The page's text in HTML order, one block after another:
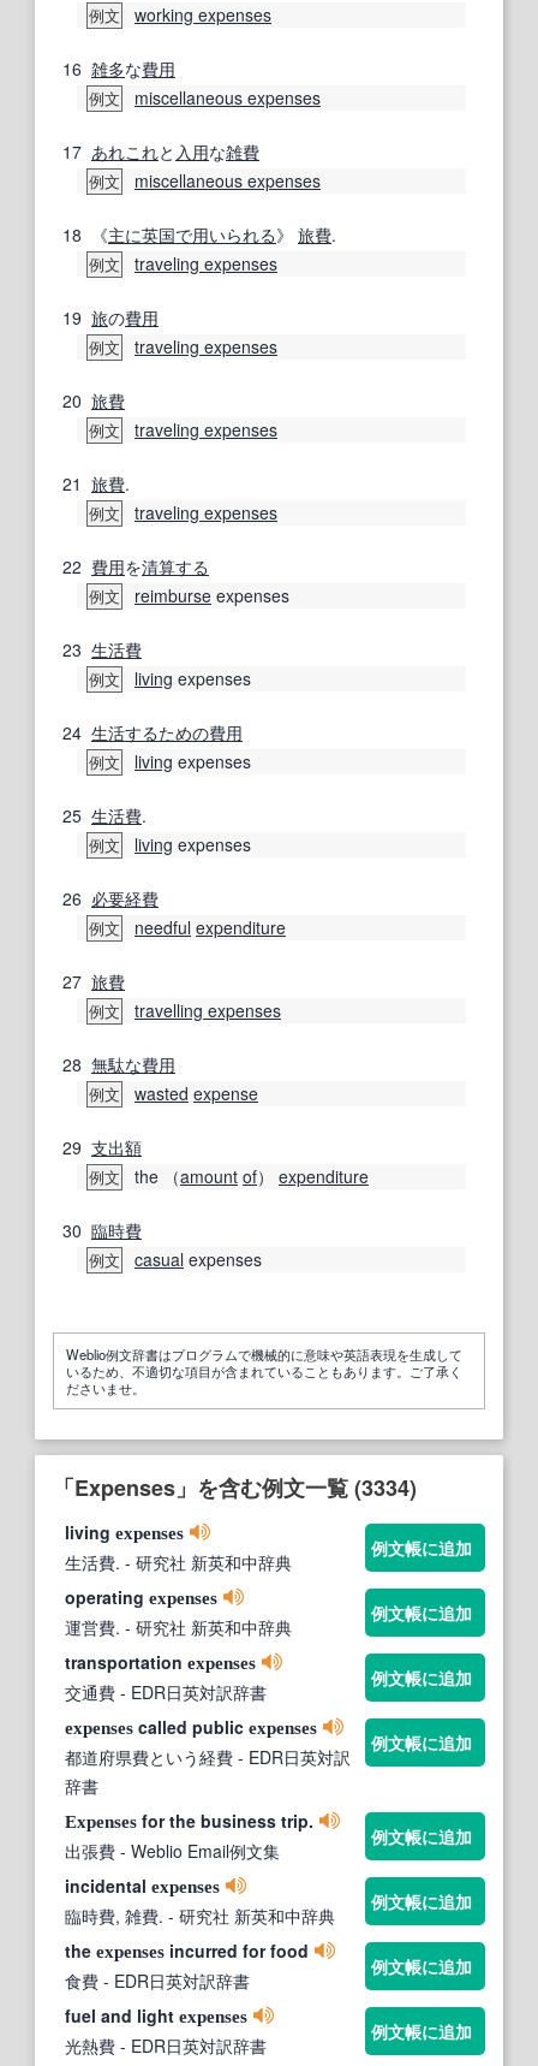
例文 working expenses
16 雑多な費用
例文 miscellaneous expenses
17 あれこれと 入用な雑費
例文 miscellaneous expenses
18 《主に英国で用いられる》 旅費.
例文 traveling expenses
19 旅の費用
例文 traveling expenses
20 旅費
例文 traveling expenses
21 旅費.
例文 traveling expenses
22 費用を清算する
例文 reimburse expenses
23 生活費
例文 living expenses
24 生活するための費用
例文 living expenses
25 生活費.
例文 living expenses
26 必要経費
例文 needful expenditure
27 旅費
例文 travelling expenses
28 無駄な費用
例文 wasted expense
29 支出額
例文 the （amount of） expenditure
30 臨時費
例文 casual expenses
Weblio例文辞書はプログラムで機械的に意味や英語表現を生成して
いるため、不適切な項目が含まれていることもあります。ご了承く
ださいませ。
「Expenses」を含む例文一覧 (3334)
living expenses
生活費. - 研究社 新英和中辞典
例文帳に追加
operating expenses
運営費. - 研究社 新英和中辞典
例文帳に追加
transportation expenses
交通費 - EDR日英対訳辞書
例文帳に追加
expenses called public expenses
都道府県費という経費 - EDR日英対訳
辞書
例文帳に追加
Expenses for the business trip.
出張費 - Weblio Email例文集
例文帳に追加
incidental expenses
臨時費, 雑費. - 研究社 新英和中辞典
例文帳に追加
the expenses incurred for food
食費 - EDR日英対訳辞書
例文帳に追加
fuel and light expenses
光熱費 - EDR日英対訳辞書
例文帳に追加